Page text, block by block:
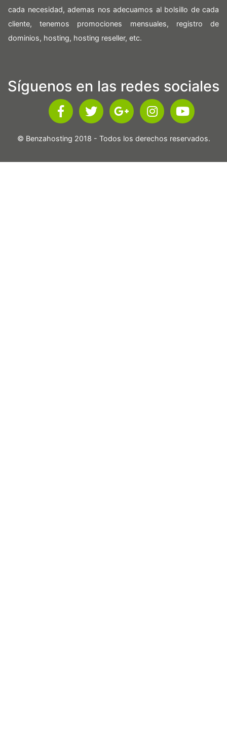
cada necesidad, ademas nos adecuamos al bolsillo de cada
cliente, tenemos promociones mensuales, registro de
dominios, hosting, hosting reseller, etc.
Síguenos en las redes sociales
© Benzahosting 2018 - Todos los derechos reservados.